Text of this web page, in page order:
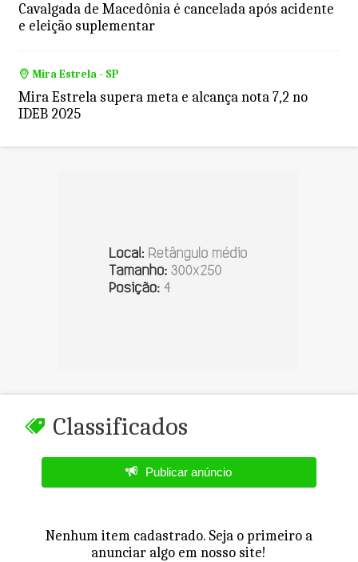
Cavalgada de Macedônia é cancelada após acidente
e eleição suplementar
Mira Estrela - SP
Mira Estrela supera meta e alcança nota 7,2 no
IDEB 2025
Classificados
Publicar anúncio
Nenhum item cadastrado. Seja o primeiro a
anunciar algo em nosso site!